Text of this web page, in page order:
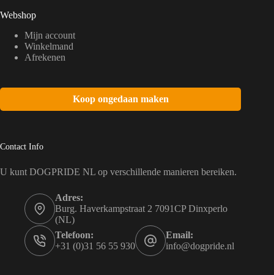
Webshop
Mijn account
Winkelmand
Afrekenen
Koop ongedaan maken
Contact Info
U kunt DOGPRIDE NL op verschillende manieren bereiken.
Adres:
Burg. Haverkampstraat 2 7091CP Dinxperlo
(NL)
Telefoon:
+31 (0)31 56 55 930
Email:
info@dogpride.nl